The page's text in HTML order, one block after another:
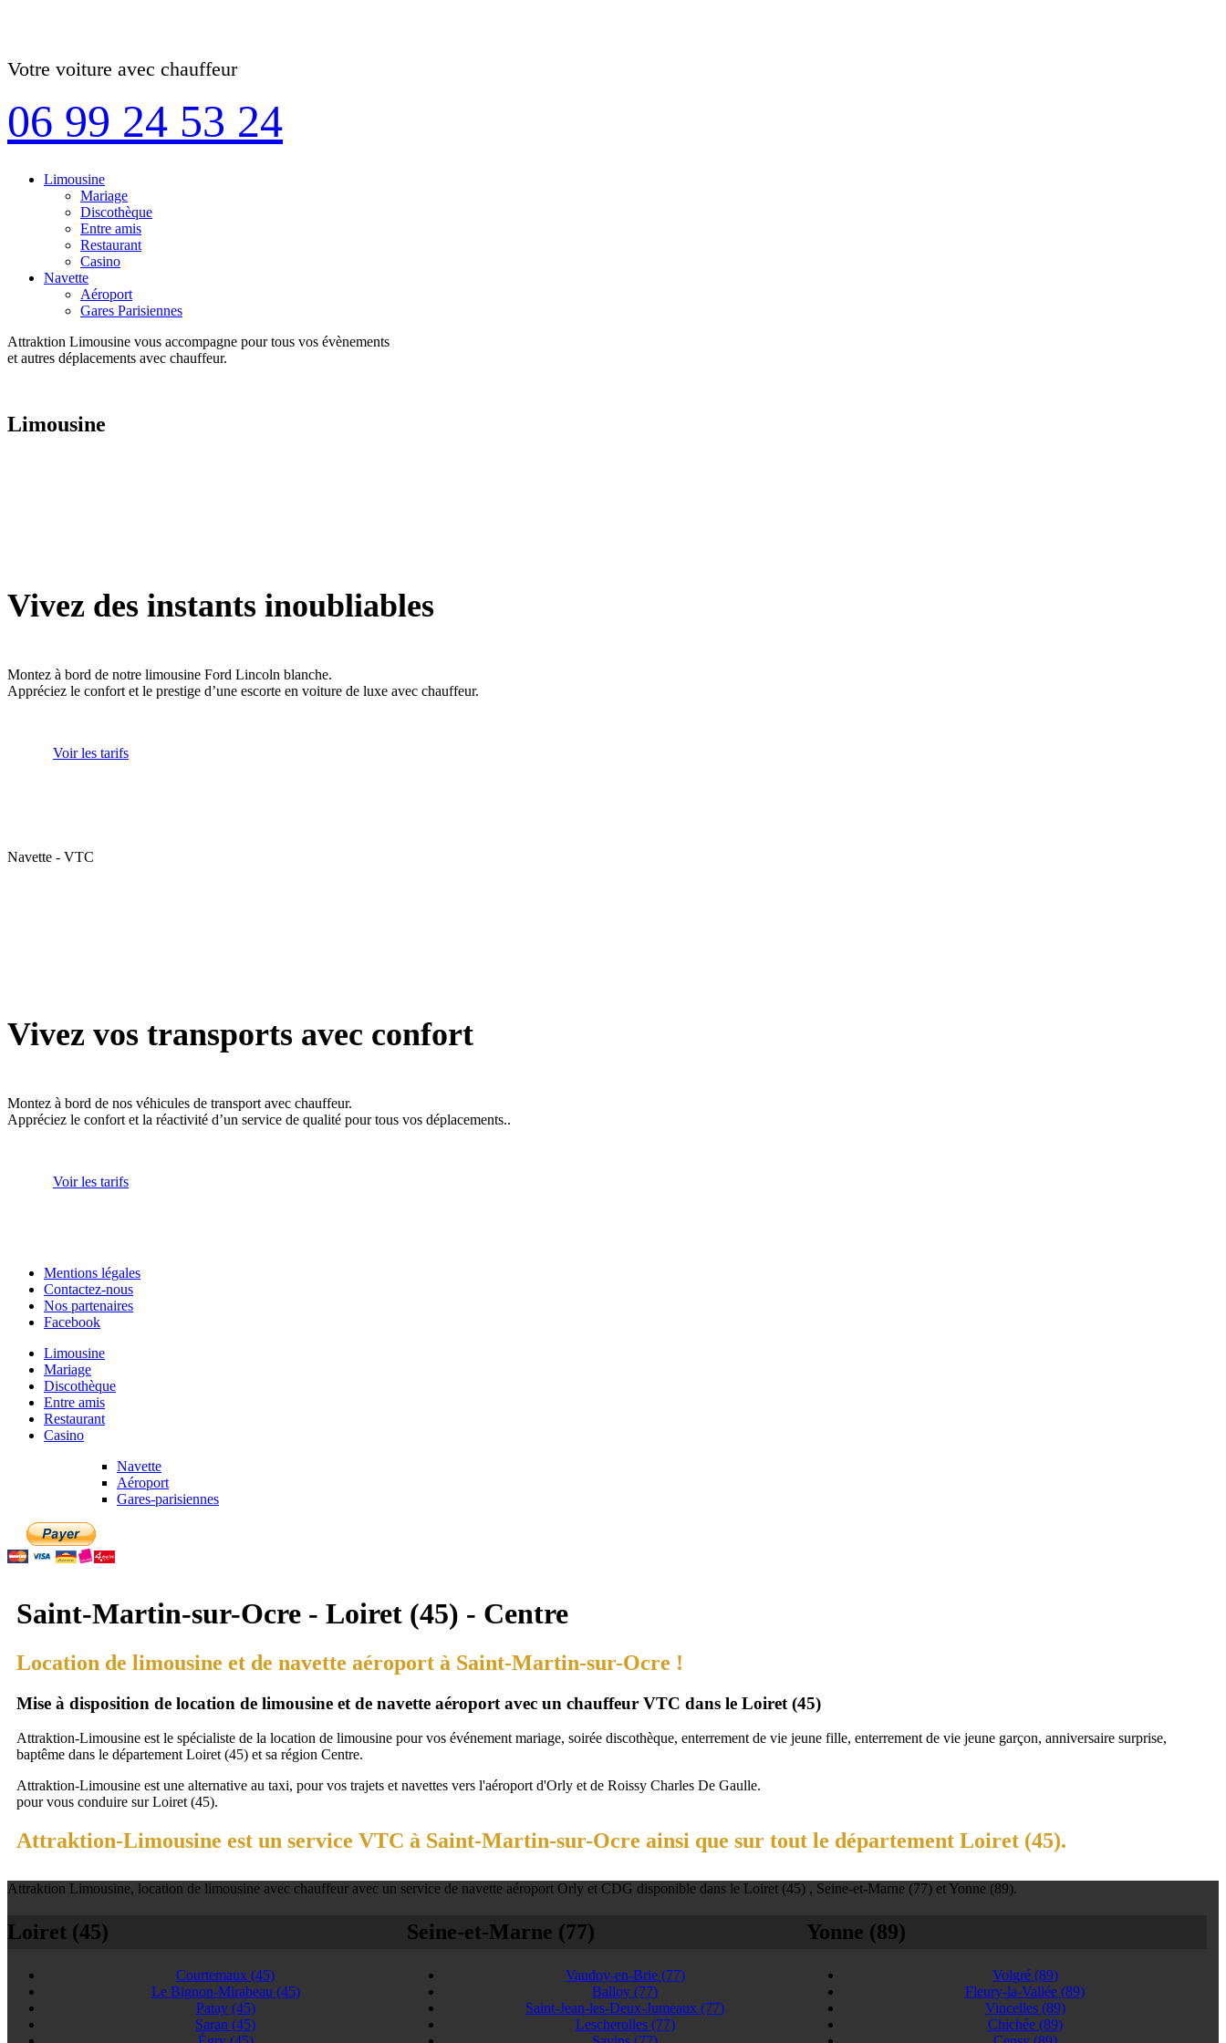
Votre voiture avec chauffeur
06 99 24 53 24
Limousine
Mariage
Discothèque
Entre amis
Restaurant
Casino
Navette
Aéroport
Gares Parisiennes
Attraktion Limousine vous accompagne pour tous vos évènements
et autres déplacements avec chauffeur.
Limousine
Vivez des instants inoubliables
Montez à bord de notre limousine Ford Lincoln blanche.
Appréciez le confort et le prestige d’une escorte en voiture de luxe avec chauffeur.
Voir les tarifs
Navette - VTC
Vivez vos transports avec confort
Montez à bord de nos véhicules de transport avec chauffeur.
Appréciez le confort et la réactivité d’un service de qualité pour tous vos déplacements..
Voir les tarifs
Mentions légales
Contactez-nous
Nos partenaires
Facebook
Limousine
Mariage
Discothèque
Entre amis
Restaurant
Casino
Navette
Aéroport
Gares-parisiennes
Saint-Martin-sur-Ocre - Loiret (45) - Centre
Location de limousine et de navette aéroport à Saint-Martin-sur-Ocre !
Mise à disposition de location de limousine et de navette aéroport avec un chauffeur VTC dans le Loiret (45)
Attraktion-Limousine est le spécialiste de la location de limousine pour vos événement mariage, soirée discothèque, enterrement de vie jeune fille, enterrement de vie jeune garçon, anniversaire surprise,
baptême dans le département Loiret (45) et sa région Centre.
Attraktion-Limousine est une alternative au taxi, pour vos trajets et navettes vers l'aéroport d'Orly et de Roissy Charles De Gaulle.
pour vous conduire sur Loiret (45).
Attraktion-Limousine est un service VTC à Saint-Martin-sur-Ocre ainsi que sur tout le département Loiret (45).
Attraktion Limousine, location de limousine avec chauffeur avec un service de navette aéroport Orly et CDG disponible dans le Loiret (45) , Seine-et-Marne (77) et Yonne (89).
Loiret (45)
Courtemaux(45)
Le Bignon-Mirabeau (45)
Patay (45)
Saran(45)
Seine-et-Marne (77)
Vaudoy-en-Brie (77)
Balloy(77)
Saint-Jean-les-Deux-Jumeaux(77)
Lescherolles (77)
Yonne (89)
Volgré (89)
Fleury-la-Vallée(89)
Vincelles (89)
Chichée (89)